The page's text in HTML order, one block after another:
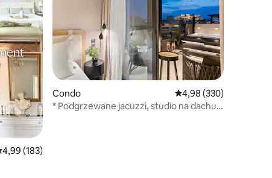
ocena: 4,99 na 5, liczba recenzji: 183
4,99 (183)
Condo Średnia ocena: 4,98
4,98 (330)
* Podgrzewane jacuzzi, studio na dachu